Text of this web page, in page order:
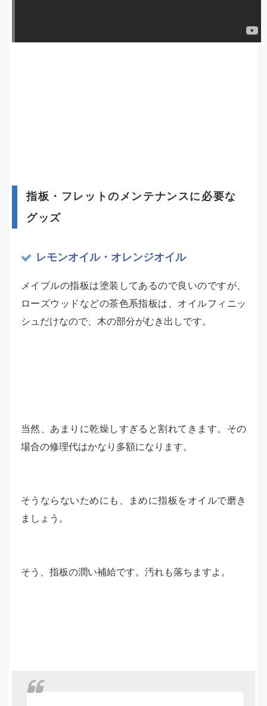
指板・フレットのメンテナンスに必要な
グッズ
レモンオイル・オレンジオイル
メイプルの指板は塗装してあるので良いのですが、
ローズウッドなどの茶色系指板は、オイルフィニッ
シュだけなので、木の部分がむき出しです。
当然、あまりに乾燥しすぎると割れてきます。その
場合の修理代はかなり多額になります。
そうならないためにも、まめに指板をオイルで磨き
ましょう。
そう、指板の潤い補給です。汚れも落ちますよ。